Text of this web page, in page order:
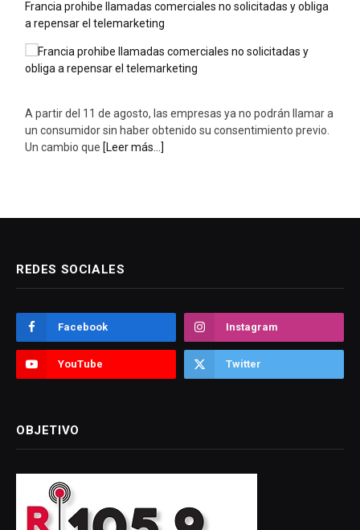
REDES SOCIALES
Facebook Instagram
YouTube Twitter
OBJETIVO